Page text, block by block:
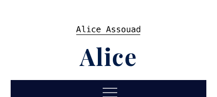
Alice
Menu